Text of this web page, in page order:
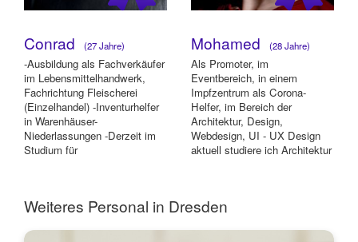
Conrad (27 Jahre)
-Ausbildung als Fachverkäufer
im Lebensmittelhandwerk,
Fachrichtung Fleischerei
(Einzelhandel) -Inventurhelfer
in Warenhäuser-
Niederlassungen -Derzeit im
Studium für
Mohamed (28 Jahre)
Als Promoter, im
Eventbereich, in einem
Impfzentrum als Corona-
Helfer, im Bereich der
Architektur, Design,
Webdesign, UI - UX Design
aktuell studiere ich Architektur
Weiteres Personal in Dresden